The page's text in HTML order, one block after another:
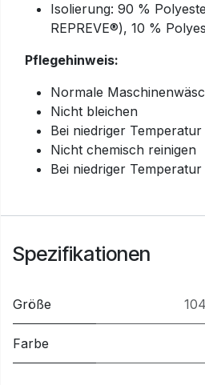
Isolierung: 90 %
REPREVE®), 10 %
Pflegehinweis:
Normale
Nicht bleichen
Bei niedriger
Nicht chemisch reinigen
Bei niedriger
Spezifikationen
Größe 104
Farbe